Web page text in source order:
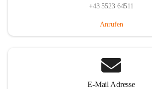
+43 5523 64511
Anrufen
E-Mail Adresse